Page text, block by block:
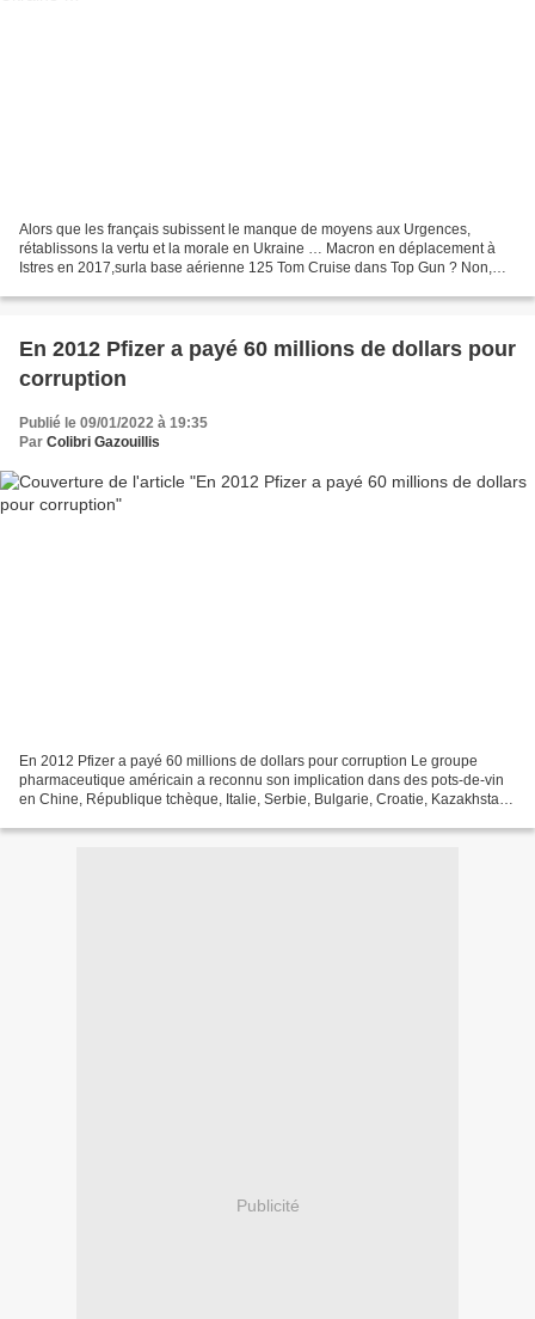
Alors que les français subissent le manque de moyens aux Urgences,
rétablissons la vertu et la morale en Ukraine … Macron en déplacement à
Istres en 2017,surla base aérienne 125 Tom Cruise dans Top Gun ? Non,
En 2012 Pfizer a payé 60 millions de dollars pour
corruption
Publié le 09/01/2022 à 19:35
Par Colibri Gazouillis
En 2012 Pfizer a payé 60 millions de dollars pour corruption Le groupe
pharmaceutique américain a reconnu son implication dans des pots-de-vin
en Chine, République tchèque, Italie, Serbie, Bulgarie, Croatie, Kazakhstan
Publicité